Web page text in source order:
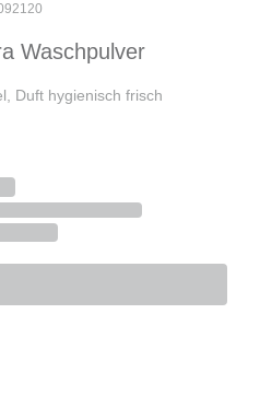
Waschpulver
Duft hygienisch frisch